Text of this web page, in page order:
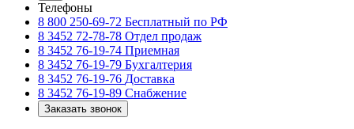
Телефоны
8 800 250-69-72 Бесплатный по РФ
8 3452 72-78-78 Отдел продаж
8 3452 76-19-74 Приемная
8 3452 76-19-79 Бухгалтерия
8 3452 76-19-76 Доставка
8 3452 76-19-89 Снабжение
Заказать звонок